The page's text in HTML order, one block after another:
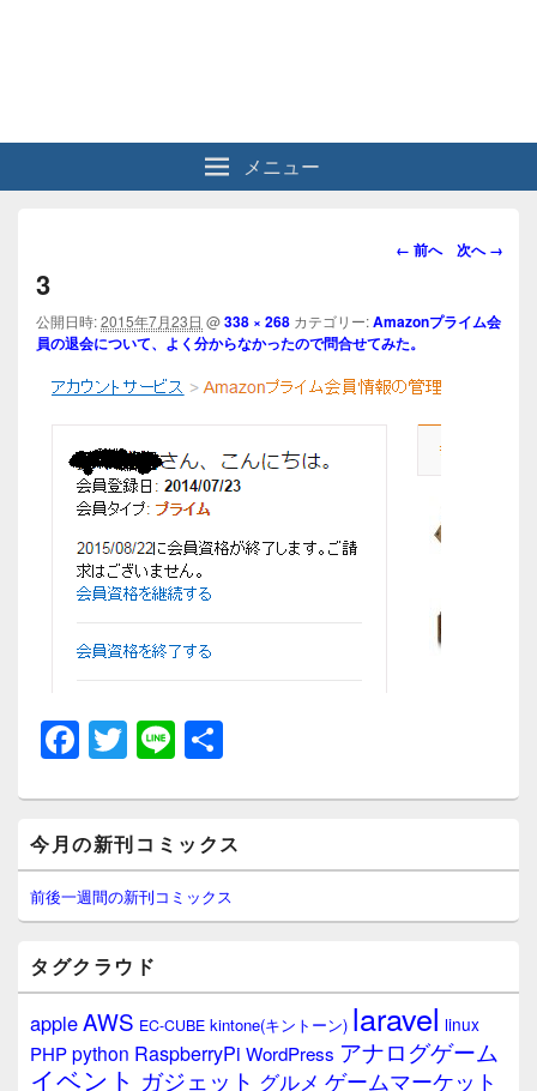
メニュー
画
ビ
ゲ
ー
シ
← 前へ 次へ →
3
公開日時:2015年7月23日 @338 × 268 カテゴリー:Amazonプライム会
員の退会について、よく分からなかったので問合せてみた。
F
a
c
e
b
o
o
k
T
wi
tt
er
Li
n
e
イ
ン
サ
イ
ウ
ィ
ジ
ェ
今月の新刊コミックス
前後一週間の新刊コミックス
タグクラウド
appleAWS EC-CUBE kintone(キントーン) laravel linux
PHPpython RaspberryPi WordPress アナログゲーム
イベント ガジェット グルメ ゲームマーケット